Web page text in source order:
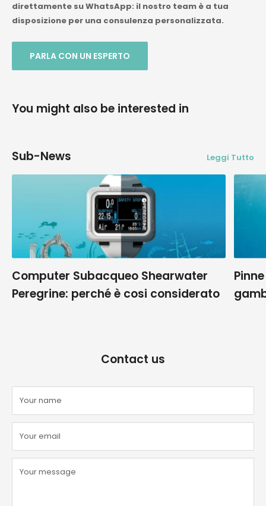
direttamente su WhatsApp: il nostro team è a tua
disposizione per una consulenza personalizzata.
PARLA CON UN ESPERTO
You might also be interested in
Sub-News Leggi Tutto
Computer Subacqueo Shearwater
Peregrine: perché è cosi considerato
Contact us
Your name
Your email
Your message